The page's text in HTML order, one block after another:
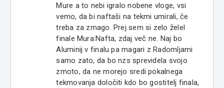
Mure a to nebi igralo nobene vloge, vsi
vemo, da bi naftaši na tekmi umirali, če
treba za zmago. Prej sem si zelo želel
finale Mura:Nafta, zdaj več ne. Naj bo
Aluminij v finalu pa magari z Radomljami
samo zato, da bo nzs sprevidela svojo
zmoto, da ne morejo sredi pokalnega
tekmovanja določiti kdo bo gostitelj finala,